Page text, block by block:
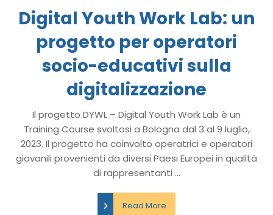
Digital Youth Work Lab: un
progetto per operatori
socio-educativi sulla
digitalizzazione
Il progetto DYWL – Digital Youth Work Lab è un
Training Course svoltosi a Bologna dal 3 al 9 luglio,
2023. Il progetto ha coinvolto operatrici e operatori
giovanili provenienti da diversi Paesi Europei in qualità
di rappresentanti ...
Read More